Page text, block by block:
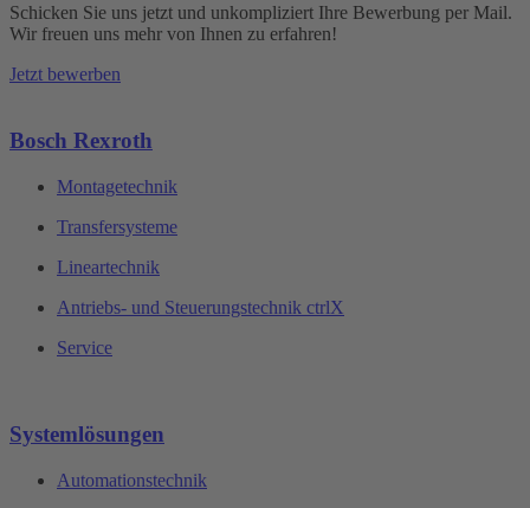
Schicken Sie uns jetzt und unkompliziert Ihre Bewerbung per Mail.
Wir freuen uns mehr von Ihnen zu erfahren!
Jetzt bewerben
Bosch Rexroth
Montagetechnik
Transfersysteme
Lineartechnik
Antriebs- und Steuerungstechnik ctrlX
Service
Systemlösungen
Automationstechnik